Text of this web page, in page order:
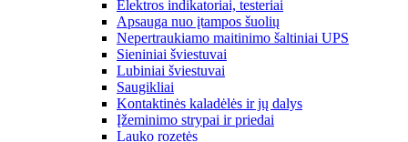
Elektros indikatoriai, testeriai
Apsauga nuo įtampos šuolių
Nepertraukiamo maitinimo šaltiniai UPS
Sieniniai šviestuvai
Lubiniai šviestuvai
Saugikliai
Kontaktinės kaladėlės ir jų dalys
Įžeminimo strypai ir priedai
Lauko rozetės